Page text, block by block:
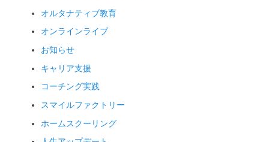
オルタナティブ教育
オンラインライブ
お知らせ
キャリア支援
コーチング実践
スマイルファクトリー
ホームスクーリング